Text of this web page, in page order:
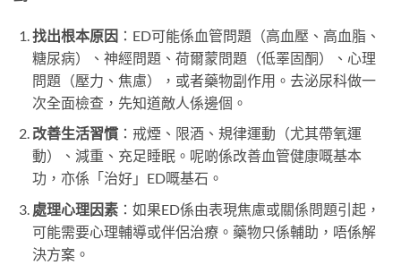
找出根本原因 ：ED可能係血管問題（高血壓、高血脂、
糖尿病）、神經問題、荷爾蒙問題（低睪固酮）、心理
問題（壓力、焦慮），或者藥物副作用。去泌尿科做一
次全面檢查，先知道敵人係邊個。
改善生活習慣：戒煙、限酒、規律運動（尤其帶氧運
動）、減重、充足睡眠。呢啲係改善血管健康嘅基本
功，亦係「治好」ED嘅基石。
處理心理因素：如果ED係由表現焦慮或關係問題引起，
可能需要心理輔導或伴侶治療。藥物只係輔助，唔係解
決方案。